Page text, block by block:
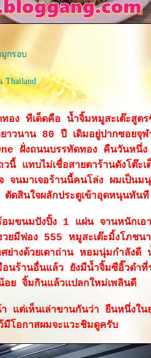
กรอบ
อง ทีเด็ดคือ น้ำจิ้มหมูสะเต๊ะสูตร
ายาวนาน 80 ปี เดิมอยู่ปากซอยจุ
ฝั่งถนนบรรทัดทอง คืนวันหนึ่ง
แทบไม่เชื่อสายตาร้านดังโต๊ะเ
จนมาเจอร้านนี้คนโล่ง ผมเป็นม
ดสินใจผลักประตูเข้าอุดหนุนทันที
มขนมปังปิ้ง 1 แผ่น จานหนักเอ
ยมีฟอง 555 หมูสะเต๊ะมิ้งโภชนา
างด้วยเตาถ่าน หอมนุ่มกำลังดี
นร้านอื่นแล้ว ยังมีน้ำจิ้มซีอิ๊วดำที่
อย จิ้มกินแล้วแปลกใหม่เพลินดี
แต่เห็นเล่าขานกันว่า ยืนหนึ่งใน
โอกาสผมจะแวะชิมดูครับ